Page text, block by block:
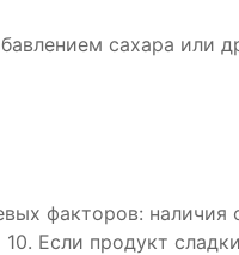
сахара или
факторов:
10. Если продукт